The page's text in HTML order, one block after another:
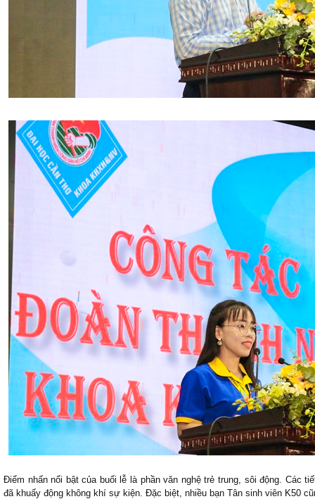
Điểm nhấn nổi bật của buổi lễ là phần văn nghệ trẻ trung, sôi động. Các
đã khuấy động không khí sự kiện. Đặc biệt, nhiều bạn Tân sinh viên K50